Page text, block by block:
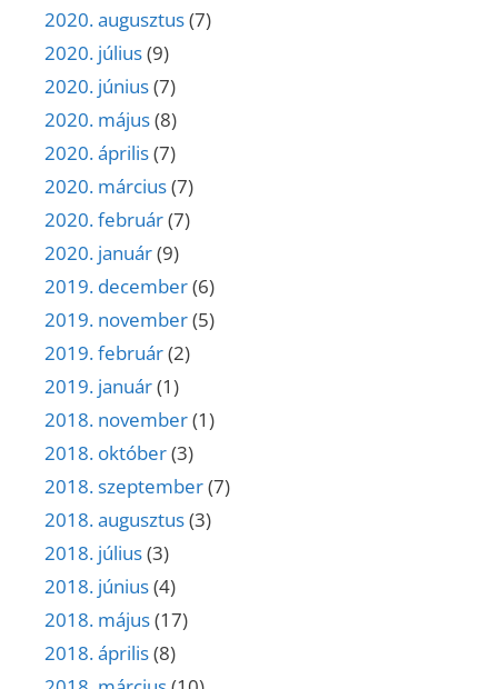
2020. augusztus(7)
2020. július(9)
2020. június(7)
2020. május(8)
2020. április(7)
2020. március(7)
2020. február(7)
2020. január(9)
2019. december(6)
2019. november(5)
2019. február(2)
2019. január(1)
2018. november(1)
2018. október(3)
2018. szeptember(7)
2018. augusztus(3)
2018. július(3)
2018. június(4)
2018. május(17)
2018. április(8)